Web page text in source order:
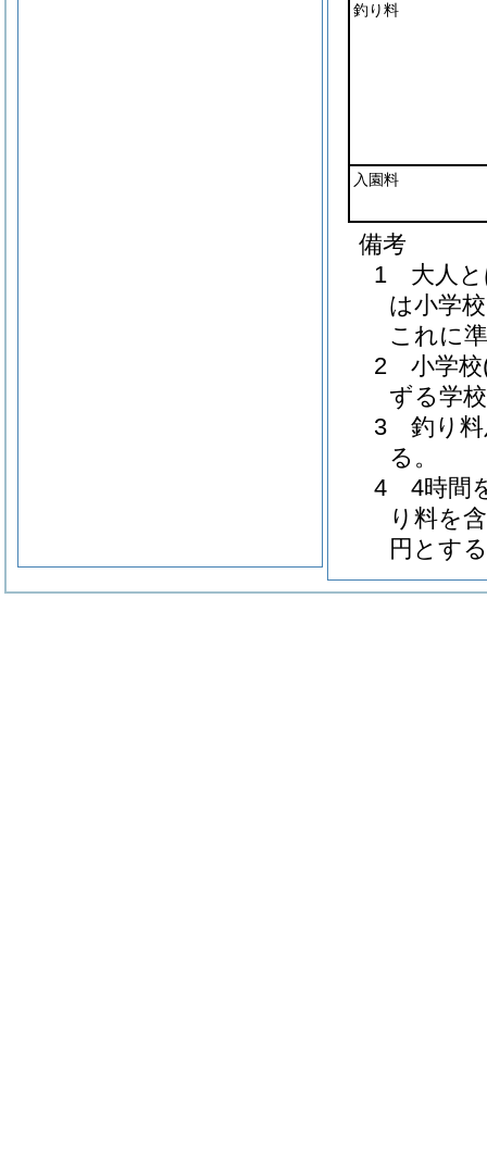
釣り料
入園料
備考
1 大人と
は小学
これに
2 小学校(
ずる学
3 釣り料
る。
4 4時間
り料を
円とす